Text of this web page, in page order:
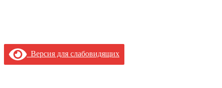
Версия для слабовидящих